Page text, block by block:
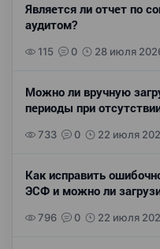
Является ли отчет по
аудитом?
115 0 28 июля
Можно ли вручную
периоды при
733 0 22 июля
Как исправить
ЭСФ и можно ли
796 0 22 июля